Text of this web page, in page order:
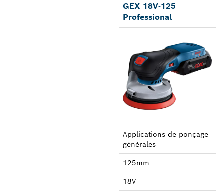
GEX 18V-125
Professional
Applica­tions de ponçage
générales
125mm
18V